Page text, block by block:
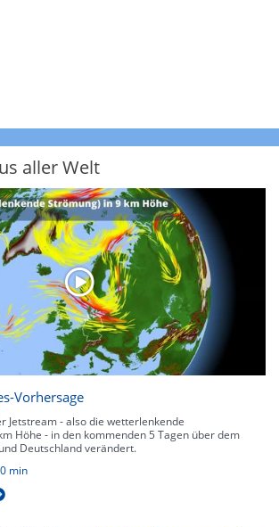
aller Welt
Vorhersage
Jetstream - also die wetterlenkende
Höhe - in den kommenden 5 Tagen über dem
Deutschland verändert.
min